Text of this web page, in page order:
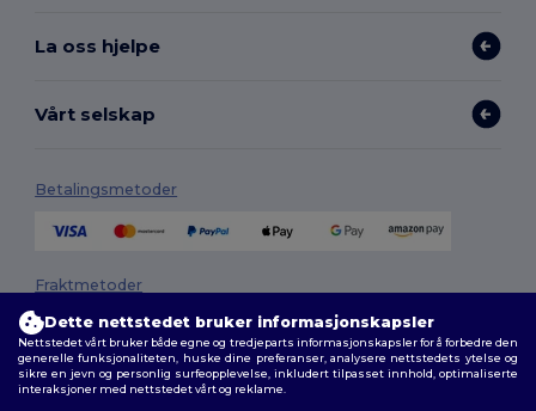
La oss hjelpe
Vårt selskap
Betalingsmetoder
Fraktmetoder
Dette nettstedet bruker informasjonskapsler
Nettstedet vårt bruker både egne og tredjeparts informasjonskapsler for å forbedre den
generelle funksjonaliteten, huske dine preferanser, analysere nettstedets ytelse og
sikre en jevn og personlig surfeopplevelse, inkludert tilpasset innhold, optimaliserte
interaksjoner med nettstedet vårt og reklame.